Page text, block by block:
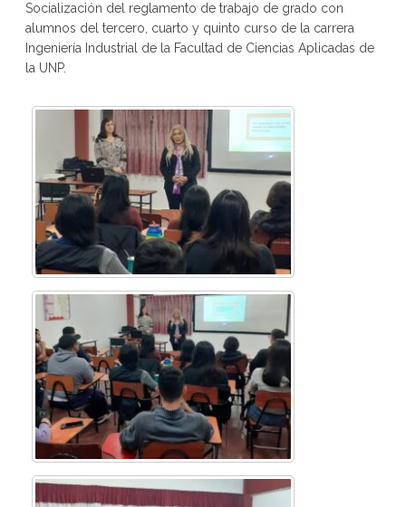
Socialización del reglamento de trabajo de grado con
alumnos del tercero, cuarto y quinto curso de la carrera
Ingeniería Industrial de la Facultad de Ciencias Aplicadas de
la UNP.